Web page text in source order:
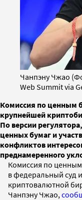
Чанпэну Чжао
Web Summit via
Комиссия по ценным
крупнейшей
По версии
ценных бумаг и
конфликтов
преднамеренного
Комиссия по
в федеральный суд
криптовалютной
Чанпэну Чжао,